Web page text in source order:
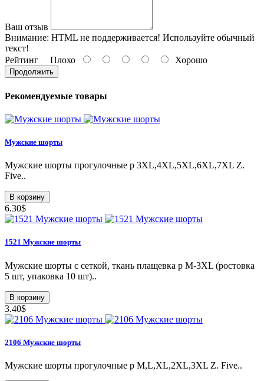
Ваш отзыв
Внимание: HTML не поддерживается! Используйте обычный
текст!
Рейтинг Плохо Хорошо
Продолжить
Рекомендуемые товары
Мужские шорты
Мужские шорты прогулочные p 3XL,4XL,5XL,6XL,7XL Z.
Five..
В корзину
6.30$
1521 Мужские шорты
Мужские шорты с сеткой, ткань плащевка p M-3XL (ростовка
5 шт, упаковка 10 шт)..
В корзину
3.40$
2106 Мужские шорты
Мужские шорты прогулочные p M,L,XL,2XL,3XL Z. Five..